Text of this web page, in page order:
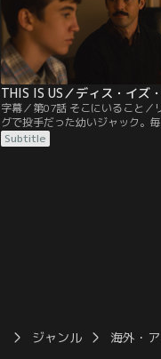
グを入手することにしたウィリア
が…。
字幕／第07話 そこにいること／
グで投手だった幼いジャック。
ながら観戦する父スタンリーが試
ると機嫌が悪くなるため、プレッ
Subtitle
ジャンル 海外・